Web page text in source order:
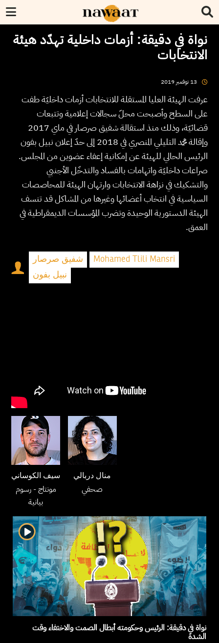
نواة في دقيقة: أزمات داخلية تهدّد هيئة
الانتخابات
13 نوفمبر 2019
عرفت الهيئة العليا المستقلة للانتخابات أزمات داخليّة طفت
على السطح وأصبحت محلّ سجالات إعلامية وتتبعات
قضائيّة، وذلك منذ استقالة شفيق صرصار في ماي 2017
وإقالة محمد التليلي المنصري في 2018 إلى حدّ إعلان نبيل بفون
الرئيس الحالي للهيئة عن إمكانية إعفاء عضوين من المجلس.
صراعات داخليّة واتهامات بالفساد والتدخّل الأجنبي
والتشكيك في نزاهة الانتخابات وارتهان الهيئة للمحاصصات
السياسية في انتخاب أعضائها وغيرها من المشاكل قد تنسف
الهيئة الدستورية الوحيدة وتضرب المؤسسات الديمقراطية في
العمق.
شفيق صرصار
Mohamed Tlili Mansri
نبيل بفون
سيف الكوساني
مونتاج- رسوم
بيانية
منال دربالي
صحفي
نواة في دقيقة: الرئيس وحكومته أبطال الصمت والاختفاء وقت
الشدة